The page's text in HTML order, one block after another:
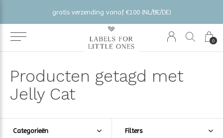
0
gratis verzending vanaf €100 (NL/BE/DE)
Producten getagd met
Jelly Cat
Categorieën Filters